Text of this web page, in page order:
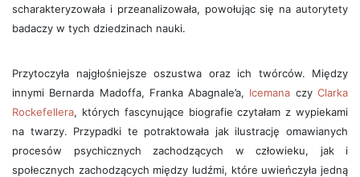
scharakteryzowała i przeanalizowała, powołując się na autorytety
badaczy w tych dziedzinach nauki.
Przytoczyła najgłośniejsze oszustwa oraz ich twórców. Między
innymi Bernarda Madoffa, Franka Abagnale’a, Icemana czyClarka
Rockefellera, których fascynujące biografie czytałam z wypiekami
na twarzy. Przypadki te potraktowała jak ilustrację omawianych
procesów psychicznych zachodzących w człowieku, jak i
społecznych zachodzących między ludźmi, które uwieńczyła jedną